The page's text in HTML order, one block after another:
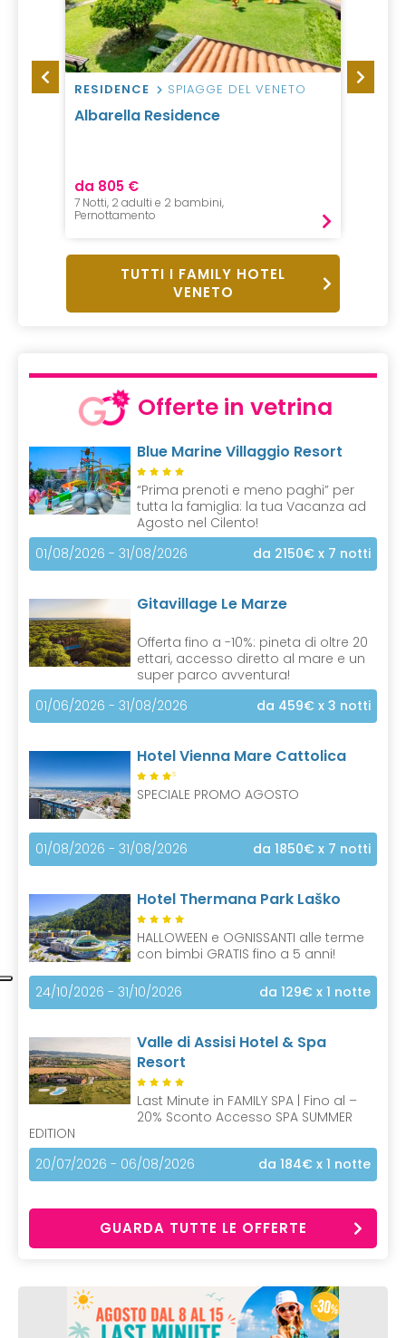
RESIDENCE SPIAGGE DEL VENETO
Albarella Residence
da 805 €
7 Notti, 2 adulti e 2 bambini,
Pernottamento
TUTTI I FAMILY HOTEL
VENETO
Offerte in vetrina
Blue Marine Villaggio Resort
“Prima prenoti e meno paghi” per
tutta la famiglia: la tua Vacanza ad
Agosto nel Cilento!
01/08/2026 - 31/08/2026
da 2150€ x 7 notti
Gitavillage Le Marze
Offerta fino a -10%: pineta di oltre 20
ettari, accesso diretto al mare e un
super parco avventura!
01/06/2026 - 31/08/2026
da 459€ x 3 notti
Hotel Vienna Mare Cattolica
S
SPECIALE PROMO AGOSTO
01/08/2026 - 31/08/2026 da 1850€ x 7 notti
Hotel Thermana Park Laško
HALLOWEEN e OGNISSANTI alle terme
con bimbi GRATIS fino a 5 anni!
24/10/2026 - 31/10/2026 da 129€ x 1 notte
Valle di Assisi Hotel & Spa
Resort
Last Minute in FAMILY SPA | Fino al –
20% Sconto Accesso SPA SUMMER
EDITION
20/07/2026 - 06/08/2026
da 184€ x 1 notte
GUARDA TUTTE LE OFFERTE